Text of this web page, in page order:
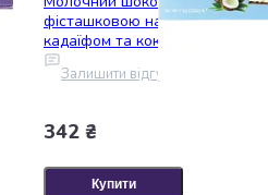
фісташковою начинкою,
кадаїфом та кокосом 200 г
Залишити відгук
342 ₴
Купити